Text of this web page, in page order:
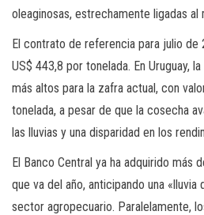
oleaginosas, estrechamente ligadas
El contrato de referencia para julio de
US$ 443,8 por tonelada. En Uruguay,
más altos para la zafra actual, con
tonelada, a pesar de que la cosecha
las lluvias y una disparidad en los
El Banco Central ya ha adquirido más
que va del año, anticipando una
sector agropecuario. Paralelamente,